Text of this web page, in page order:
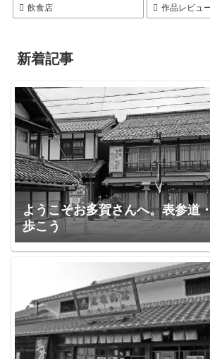
飲食店 作品レビュ
新着記事
ようこそお多賀さんへ。表参道
歩こう